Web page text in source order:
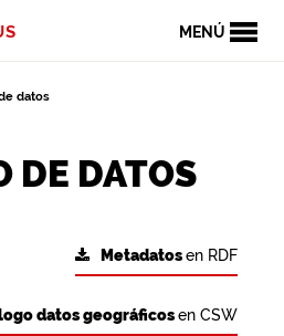
MENÚ
datos
DE DATOS
Metadatosen RDF
datos geográficosen CSW